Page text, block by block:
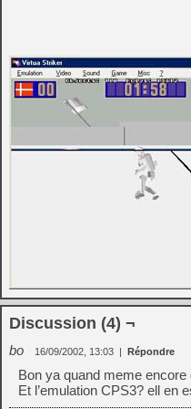
Discussion (4) ¬
bo 16/09/2002, 13:03 | Répondre
Bon ya quand meme
Et l’emulation CPS3? ell en